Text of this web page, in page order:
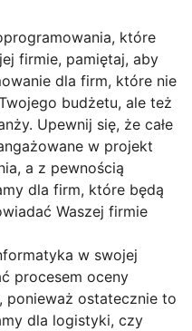
które
firmie, pamiętaj, aby
dla firm, które nie
budżetu, ale też
Upewnij się, że całe
w projekt
a z pewnością
dla firm, które będą
Waszej firmie
w swojej
procesem oceny
ponieważ ostatecznie to
dla logistyki, czy